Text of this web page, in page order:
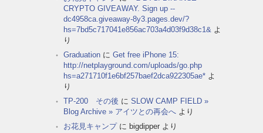
CRYPTO GIVEAWAY. Sign up --
dc4958ca.giveaway-8y3.pages.dev/?
hs=7bd5c717041e856ac703a4d03f9d38c1& よ
り
Graduation に Get free iPhone 15:
http://netplayground.com/uploads/go.php
hs=a271710f1e6bf257baef2dca922305ae* よ
り
TP-200 その後 に SLOW CAMP FIELD »
Blog Archive » アイツとの再会へ より
お花見キャンプに bigdipper より